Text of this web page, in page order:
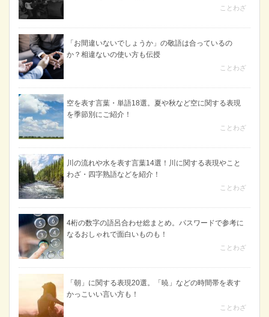
ことわざ
「お間違いないでしょうか」の敬語は合っているの
か？相違ないの使い方も伝授
ことわざ
空を表す言葉・単語18選。夏や秋など空に関する表現
を季節別にご紹介！
ことわざ
川の流れや水を表す言葉14選！川に関する表現やこと
わざ・四字熟語などを紹介！
ことわざ
4桁の数字の語呂合わせ総まとめ。パスワードで参考に
なるおしゃれで面白いものも！
ことわざ
「朝」に関する表現20選。「暁」などの時間帯を表す
かっこいい言い方も！
ことわざ